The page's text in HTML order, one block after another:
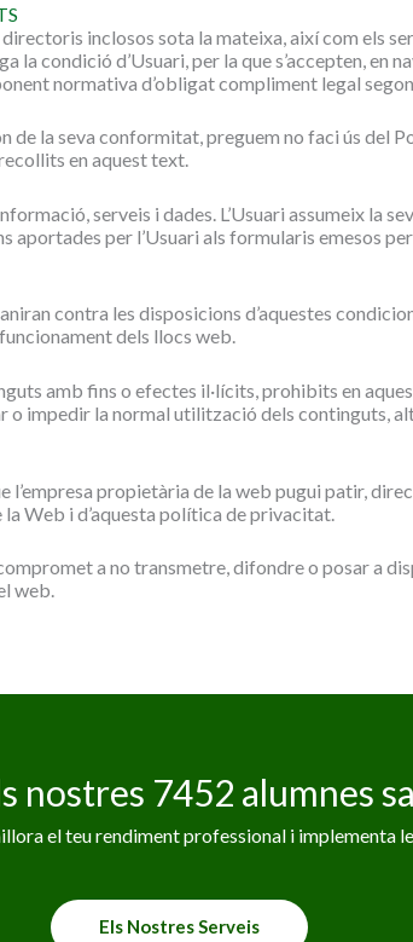
inclosos sota la mateixa, així com els
condició d’Usuari, per la que s’accepten, en
normativa d’obligat compliment legal
de la seva conformitat, preguem no faci ús del
en aquest text.
serveis i dades. L’Usuari assumeix la
per l’Usuari als formularis emesos
contra les disposicions d’aquestes
dels llocs web.
amb fins o efectes il·lícits, prohibits en
impedir la normal utilització dels continguts,
l’empresa propietària de la web pugui patir,
Web i d’aquesta política de privacitat.
a no transmetre, difondre o posar a
web.
nostres 7452 alumnes
el teu rendiment professional i implementa
Els Nostres Serveis